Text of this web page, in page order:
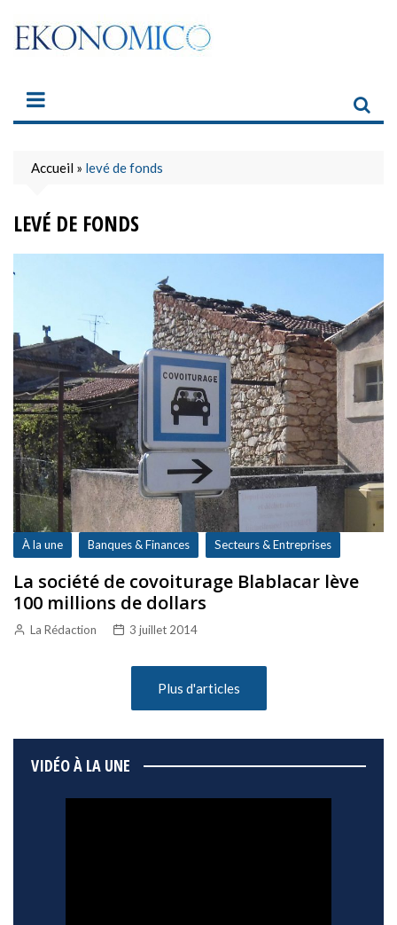
content
Accueil » levé de fonds
LEVÉ DE FONDS
À la une Banques & Finances Secteurs & Entreprises
La société de covoiturage Blablacar lève
100 millions de dollars
La Rédaction 3 juillet 2014
Plus d'articles
VIDÉO À LA UNE